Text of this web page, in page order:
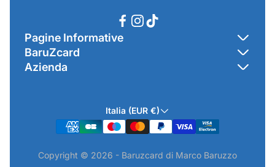
Pagine Informative
Contatti
Termini & Condizioni
BaruZcard
Chi-sono
Scopri il Negozio Fisico !
Azienda
Indirizzo Negozio: Via Luigi Valentini 1a Traversa - SNC
19021 Arcola (SP)
P.IVA.: 01520250117
Italia (EUR €)
Copyright © 2026 - Baruzcard di Marco Baruzzo